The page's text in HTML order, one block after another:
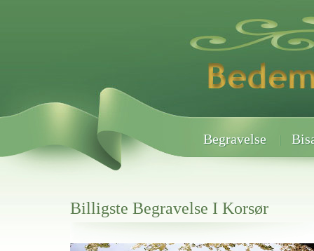
Begravelse
Billigste Begravelse I Korsør